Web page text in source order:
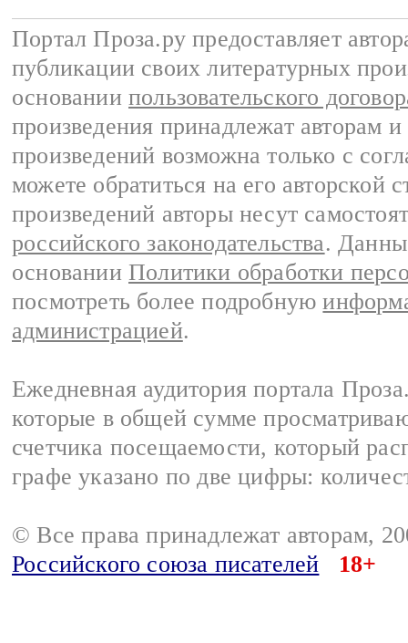
Портал Проза.ру предоставляет
публикации своих литературных
основании пользовательского
произведения принадлежат авторам
произведений возможна только с
можете обратиться на его авторской
произведений авторы несут
российского законодательства.
основании Политики обработки
посмотреть более подробную
администрацией.
Ежедневная аудитория портала
которые в общей сумме
счетчика посещаемости, который
графе указано по две цифры:
© Все права принадлежат авторам,
Российского союза писателей
18+